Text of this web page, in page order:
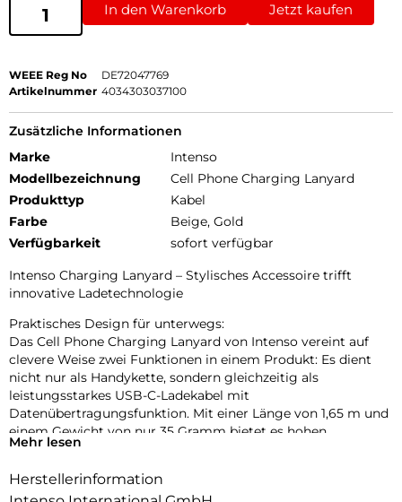
In den Warenkorb Jetzt kaufen
WEEE Reg No
DE72047769
Artikelnummer 4034303037100
Zusätzliche Informationen
Marke
Intenso
Modellbezeichnung
Cell Phone Charging Lanyard
Produkttyp
Kabel
Farbe
Beige, Gold
Verfügbarkeit
sofort verfügbar
Intenso Charging Lanyard – Stylisches Accessoire trifft
innovative Ladetechnologie
Praktisches Design für unterwegs:
Das Cell Phone Charging Lanyard von Intenso vereint auf
clevere Weise zwei Funktionen in einem Produkt: Es dient
nicht nur als Handykette, sondern gleichzeitig als
leistungsstarkes USB-C-Ladekabel mit
Datenübertragungsfunktion. Mit einer Länge von 1,65 m und
einem Gewicht von nur 35 Gramm bietet es hohen
Tragekomfort und optimale Bewegungsfreiheit – ob beim
verstellbaren Länge lässt sich das Lanyard individuell
Mehr lesen
Herstellerinformation